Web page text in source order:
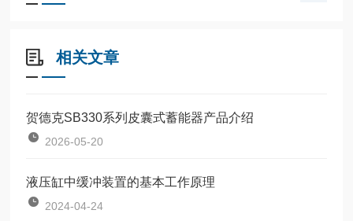
相关文章
贺德克SB330系列皮囊式蓄能器产品介绍
2026-05-20
液压缸中缓冲装置的基本工作原理
2024-04-24